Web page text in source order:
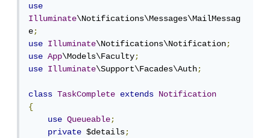
use
Illuminate\Notifications\Messages\MailMessag
e;
use
Illuminate\Notifications\Notification;
use
App\Models\Faculty;
use
Illuminate\Support\Facades\Auth;
class TaskComplete extends
Notification
{
use
Queueable;
private $details;